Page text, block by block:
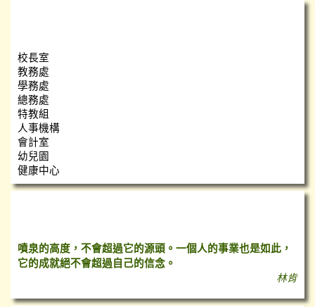
校長室
教務處
學務處
總務處
特教組
人事機構
會計室
幼兒園
健康中心
噴泉的高度，不會超過它的源頭。一個人的事業也是如此，
它的成就絕不會超過自己的信念。
林肯